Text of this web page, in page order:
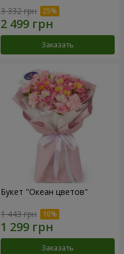
3 332 грн
Заказать
Букет "Океан цветов"
1 443 грн
Заказать